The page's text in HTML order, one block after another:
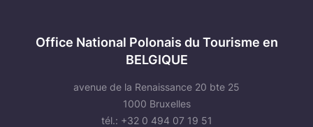
Office National Polonais du Tourisme en
BELGIQUE
avenue de la Renaissance 20 bte 25
1000 Bruxelles
tél.: +32 0 494 07 19 51